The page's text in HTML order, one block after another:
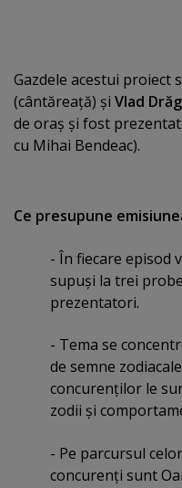
Gazdele acestui proiect
(cântăreaţă) şi Vlad
de oraş şi fost
cu Mihai Bendeac).
Ce presupune
- În fiecare episod
supuşi la trei
prezentatori.
- Tema se
de semne
concurenţilor le
zodii şi
- Pe parcursul
concurenţi sunt